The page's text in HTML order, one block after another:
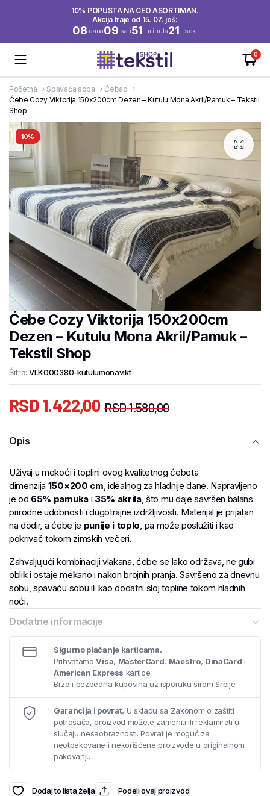
10% POPUSTA NA CEO ASORTIMAN.
Akcija traje od 15. 07. još:
08 dana09 sati51 minuta20 sek.
0
Početna Spavaća soba
Ćebad
Ćebe Cozy Viktorija 150x200cm Dezen – Kutulu Mona Akril/Pamuk – Tekstil
Shop
10%
Ćebe Cozy Viktorija 150x200cm
Dezen – Kutulu Mona Akril/Pamuk –
Tekstil Shop
Šifra: VLK000380-kutulumonavikt
RSD1.580,00
RSD 1.422,00
Opis
Uživaj u mekoći i toplini ovog kvalitetnog ćebeta
dimenzija 150×200 cm , idealnog za hladnije dane. Napravljeno
je od 65% pamukai 35% akrila, što mu daje savršen balans
prirodne udobnosti i dugotrajne izdržljivosti. Materijal je prijatan
na dodir, a ćebe je punije i toplo , pa može poslužiti i kao
pokrivač tokom zimskih večeri.
Zahvaljujući kombinaciji vlakana, ćebe se lako održava, ne gubi
oblik i ostaje mekano i nakon brojnih pranja. Savršeno za dnevnu
sobu, spavaću sobu ili kao dodatni sloj topline tokom hladnih
noći.
Dodatne informacije
Sigurno plaćanje karticama.
PrihvatamoVisa, MasterCard, Maestro, DinaCard i
American Express kartice.
Brza i bezbedna kupovina uz isporuku širom Srbije.
Garancija i povrat. U skladu sa Zakonom o zaštiti
potrošača, proizvod možete zameniti ili reklamirati u
slučaju nesaobraznosti. Povrat je moguć za
neotpakovane i nekorišćene proizvode u originalnom
pakovanju.
Dodaj to lista želja Podeli ovaj proizvod